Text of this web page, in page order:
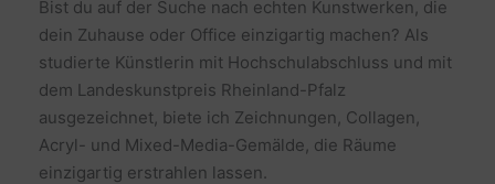
Bist du auf der Suche nach echten Kunstwerken, die
dein Zuhause oder Office einzigartig machen? Als
studierte Künstlerin mit Hochschulabschluss und mit
dem Landeskunstpreis Rheinland-Pfalz
ausgezeichnet, biete ich Zeichnungen, Collagen,
Acryl- und Mixed-Media-Gemälde, die Räume
einzigartig erstrahlen lassen.